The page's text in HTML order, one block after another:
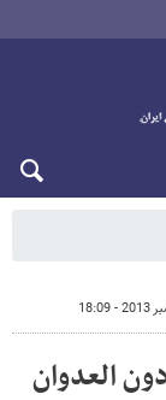
العدوان